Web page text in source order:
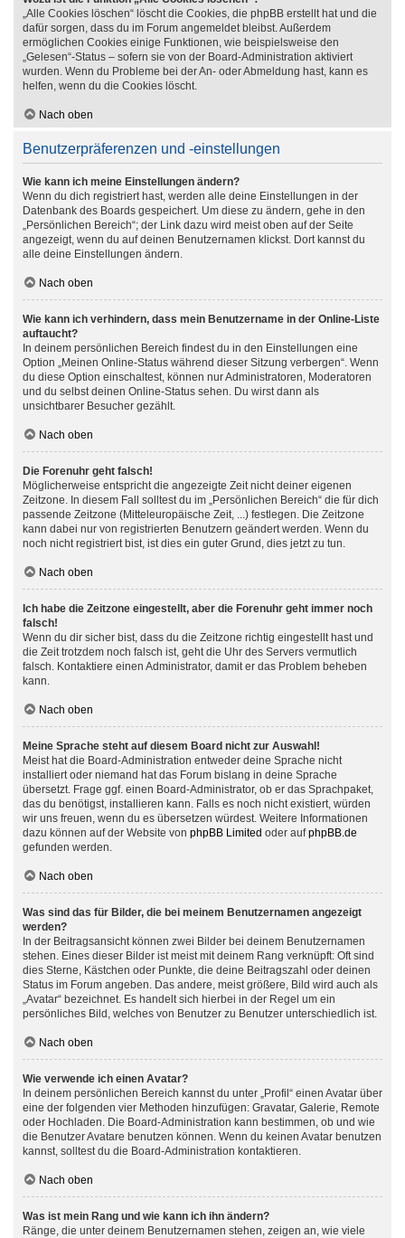
„Alle Cookies löschen“ löscht die Cookies, die phpBB erstellt hat und die
dafür sorgen, dass du im Forum angemeldet bleibst. Außerdem
ermöglichen Cookies einige Funktionen, wie beispielsweise den
„Gelesen“-Status – sofern sie von der Board-Administration aktiviert
wurden. Wenn du Probleme bei der An- oder Abmeldung hast, kann es
helfen, wenn du die Cookies löscht.
Nach oben
Benutzerpräferenzen und -einstellungen
Wie kann ich meine Einstellungen ändern?
Wenn du dich registriert hast, werden alle deine Einstellungen in der
Datenbank des Boards gespeichert. Um diese zu ändern, gehe in den
„Persönlichen Bereich“; der Link dazu wird meist oben auf der Seite
angezeigt, wenn du auf deinen Benutzernamen klickst. Dort kannst du
alle deine Einstellungen ändern.
Nach oben
Wie kann ich verhindern, dass mein Benutzername in der Online-Liste
auftaucht?
In deinem persönlichen Bereich findest du in den Einstellungen eine
Option „Meinen Online-Status während dieser Sitzung verbergen“. Wenn
du diese Option einschaltest, können nur Administratoren, Moderatoren
und du selbst deinen Online-Status sehen. Du wirst dann als
unsichtbarer Besucher gezählt.
Nach oben
Die Forenuhr geht falsch!
Möglicherweise entspricht die angezeigte Zeit nicht deiner eigenen
Zeitzone. In diesem Fall solltest du im „Persönlichen Bereich“ die für dich
passende Zeitzone (Mitteleuropäische Zeit, ...) festlegen. Die Zeitzone
kann dabei nur von registrierten Benutzern geändert werden. Wenn du
noch nicht registriert bist, ist dies ein guter Grund, dies jetzt zu tun.
Nach oben
Ich habe die Zeitzone eingestellt, aber die Forenuhr geht immer noch
falsch!
Wenn du dir sicher bist, dass du die Zeitzone richtig eingestellt hast und
die Zeit trotzdem noch falsch ist, geht die Uhr des Servers vermutlich
falsch. Kontaktiere einen Administrator, damit er das Problem beheben
kann.
Nach oben
Meine Sprache steht auf diesem Board nicht zur Auswahl!
Meist hat die Board-Administration entweder deine Sprache nicht
installiert oder niemand hat das Forum bislang in deine Sprache
übersetzt. Frage ggf. einen Board-Administrator, ob er das Sprachpaket,
das du benötigst, installieren kann. Falls es noch nicht existiert, würden
wir uns freuen, wenn du es übersetzen würdest. Weitere Informationen
dazu können auf der Website von phpBB Limited oder aufphpBB.de
gefunden werden.
Nach oben
Was sind das für Bilder, die bei meinem Benutzernamen angezeigt
werden?
In der Beitragsansicht können zwei Bilder bei deinem Benutzernamen
stehen. Eines dieser Bilder ist meist mit deinem Rang verknüpft: Oft sind
dies Sterne, Kästchen oder Punkte, die deine Beitragszahl oder deinen
Status im Forum angeben. Das andere, meist größere, Bild wird auch als
„Avatar“ bezeichnet. Es handelt sich hierbei in der Regel um ein
persönliches Bild, welches von Benutzer zu Benutzer unterschiedlich ist.
Nach oben
Wie verwende ich einen Avatar?
In deinem persönlichen Bereich kannst du unter „Profil“ einen Avatar über
eine der folgenden vier Methoden hinzufügen: Gravatar, Galerie, Remote
oder Hochladen. Die Board-Administration kann bestimmen, ob und wie
die Benutzer Avatare benutzen können. Wenn du keinen Avatar benutzen
kannst, solltest du die Board-Administration kontaktieren.
Nach oben
Was ist mein Rang und wie kann ich ihn ändern?
Ränge, die unter deinem Benutzernamen stehen, zeigen an, wie viele